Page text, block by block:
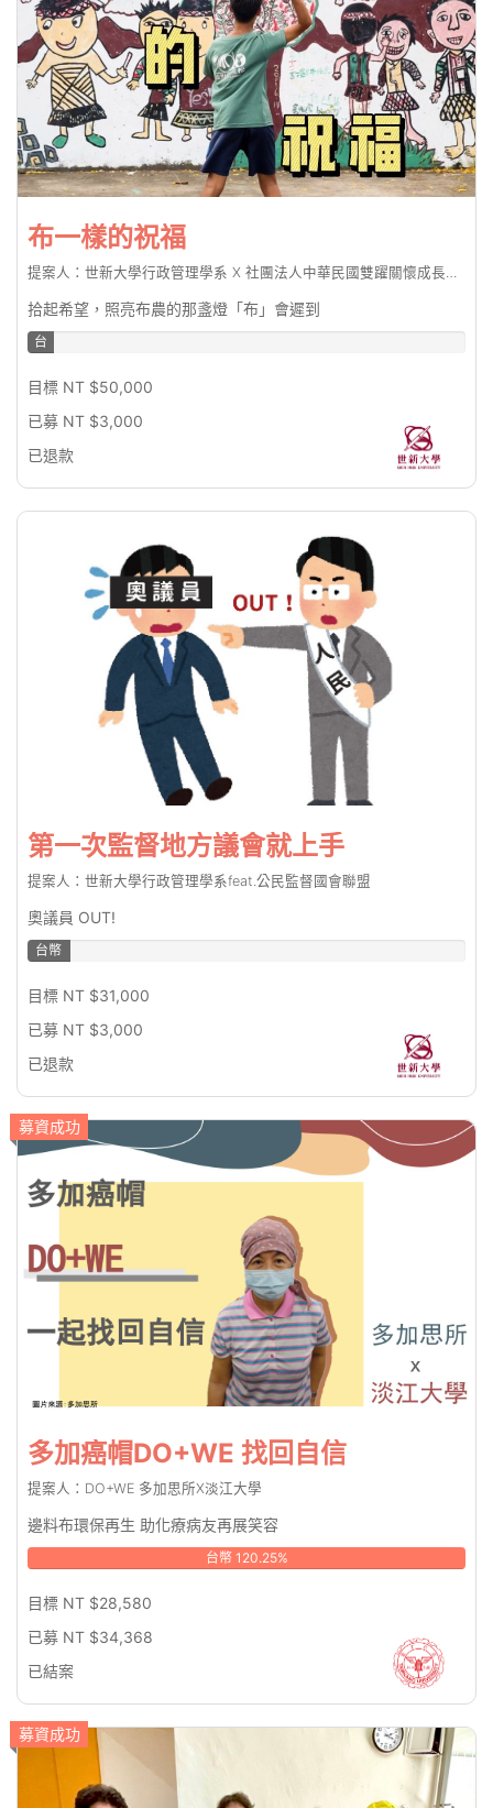
布一樣的祝福
提案人：世新大學行政管理學系 X 社團法人中華民國雙躍關懷成長協會
拾起希望，照亮布農的那盞燈「布」會遲到
台
6%
目標 NT $50,000
已募 NT $3,000
已退款
第一次監督地方議會就上手
提案人：世新大學行政管理學系feat.公民監督國會聯盟
奧議員 OUT!
台幣
目標 NT $31,000
已募 NT $3,000
已退款
募資成功
多加癌帽DO+WE 找回自信
提案人：DO+WE 多加思所X淡江大學
邊料布環保再生 助化療病友再展笑容
台幣 120.25%
目標 NT $28,580
已募 NT $34,368
已結案
募資成功